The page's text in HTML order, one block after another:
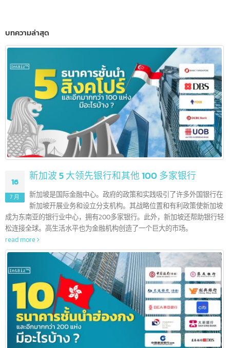
บทความล่าสุด
16 新加波 5 大领先银行和其他 100 多家银行
新加坡是国际金融中心。政府的政策和实践吸引了许多外国银行
新加坡开展业务和设立分支机构。其战略位置和有利政策使新加
成为东南亚的银行业中心，拥有200多家银行。此外，新加坡还帮助银
松连接全球。高生活水平也为金融机构创造了一个巨大的市场。
read more